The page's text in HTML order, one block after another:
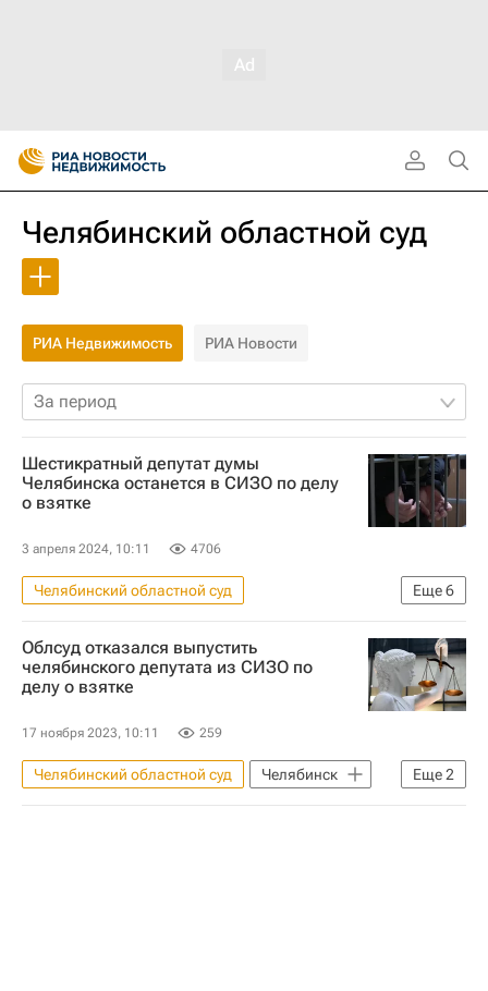
Челябинский областной суд
РИА Недвижимость РИА Новости
За период
Шестикратный депутат думы
Челябинска останется в СИЗО по делу
о взятке
3 апреля 2024, 10:11 4706
Еще6
Челябинский областной суд
Происшествия
ЖКХ
Челябинск
Россия
Криминал
Строительство
Облсуд отказался выпустить
челябинского депутата из СИЗО по
делу о взятке
17 ноября 2023, 10:11 259
Еще2
Челябинский областной суд
Челябинск
Происшествия
Криминал